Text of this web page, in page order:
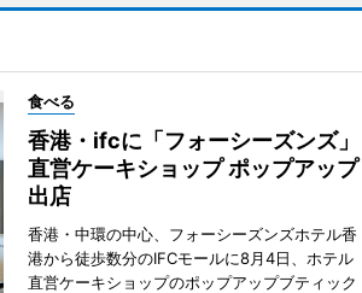
食べる
香港・ifcに「フォーシーズンズ」
直営ケーキショップ ポップアップ
出店
香港・中環の中心、フォーシーズンズホテル香
港から徒歩数分のIFCモールに8月4日、ホテル
直営ケーキショップのポップアップブティック